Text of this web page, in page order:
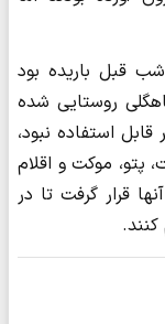
قبل باریده بود
روستایی شده
قابل استفاده نبود،
پتو، موکت و اقلام
قرار گرفت تا در